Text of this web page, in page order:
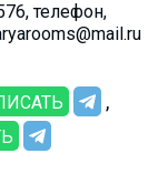
телефон,